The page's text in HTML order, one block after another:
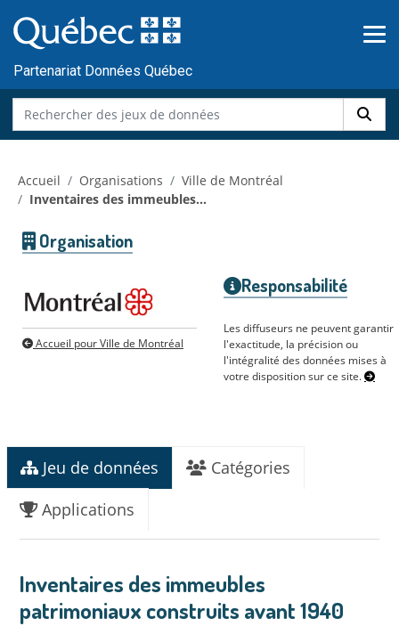
au
contenu
Partenariat Données Québec
Accueil Organisations
Ville de Montréal
Inventaires des immeubles...
Organisation
Accueil pour Ville de Montréal
Responsabilité
Les diffuseurs ne peuvent garantir
l'exactitude, la précision ou
l'intégralité des données mises à
votre disposition sur ce site.
Jeu de données
Catégories
Applications
Inventaires des immeubles
patrimoniaux construits avant 1940